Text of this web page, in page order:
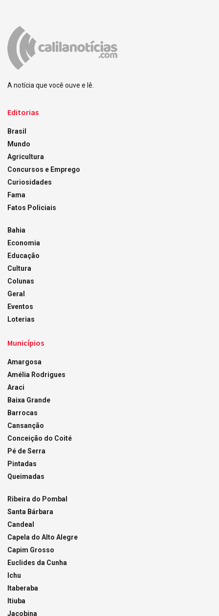
A notícia que você ouve e lê.
Editorias
Brasil
Mundo
Agricultura
Concursos e Emprego
Curiosidades
Fama
Fatos Policiais
Bahia
Economia
Educação
Cultura
Colunas
Geral
Eventos
Loterias
Municípios
Amargosa
Amélia Rodrigues
Araci
Baixa Grande
Barrocas
Cansanção
Conceição do Coité
Pé de Serra
Pintadas
Queimadas
Ribeira do Pombal
Santa Bárbara
Candeal
Capela do Alto Alegre
Capim Grosso
Euclides da Cunha
Ichu
Itaberaba
Itiuba
Jacobina